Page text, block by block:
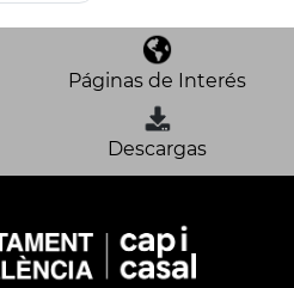
Páginas de Interés
Descargas